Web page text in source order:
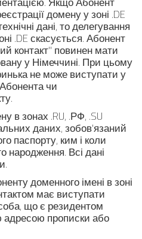
домену у зоні .DE
дані, то делегування
.DE скасується. Абонент
контакт" повинен мати
у Німеччині. При цьому
не може виступати у
чи
в зонах .RU, .РФ, .SU
даних, зобов'язаний
паспорту, ким і коли
народження. Всі дані
доменного імені в зоні
має виступати
що є резидентом
адресою прописки або